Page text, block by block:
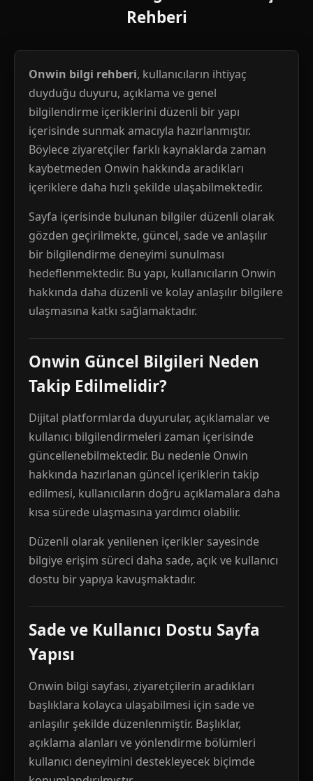
Rehberi
Onwin bilgi rehberi, kullanıcıların ihtiyaç
duyduğu duyuru, açıklama ve genel
bilgilendirme içeriklerini düzenli bir yapı
içerisinde sunmak amacıyla hazırlanmıştır.
Böylece ziyaretçiler farklı kaynaklarda zaman
kaybetmeden Onwin hakkında aradıkları
içeriklere daha hızlı şekilde ulaşabilmektedir.
Sayfa içerisinde bulunan bilgiler düzenli olarak
gözden geçirilmekte, güncel, sade ve anlaşılır
bir bilgilendirme deneyimi sunulması
hedeflenmektedir. Bu yapı, kullanıcıların Onwin
hakkında daha düzenli ve kolay anlaşılır bilgilere
ulaşmasına katkı sağlamaktadır.
Onwin Güncel Bilgileri Neden
Takip Edilmelidir?
Dijital platformlarda duyurular, açıklamalar ve
kullanıcı bilgilendirmeleri zaman içerisinde
güncellenebilmektedir. Bu nedenle Onwin
hakkında hazırlanan güncel içeriklerin takip
edilmesi, kullanıcıların doğru açıklamalara daha
kısa sürede ulaşmasına yardımcı olabilir.
Düzenli olarak yenilenen içerikler sayesinde
bilgiye erişim süreci daha sade, açık ve kullanıcı
dostu bir yapıya kavuşmaktadır.
Sade ve Kullanıcı Dostu Sayfa
Yapısı
Onwin bilgi sayfası, ziyaretçilerin aradıkları
başlıklara kolayca ulaşabilmesi için sade ve
anlaşılır şekilde düzenlenmiştir. Başlıklar,
açıklama alanları ve yönlendirme bölümleri
kullanıcı deneyimini destekleyecek biçimde